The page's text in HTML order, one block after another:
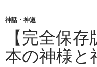
神話・神道
【完全保
本の神様と